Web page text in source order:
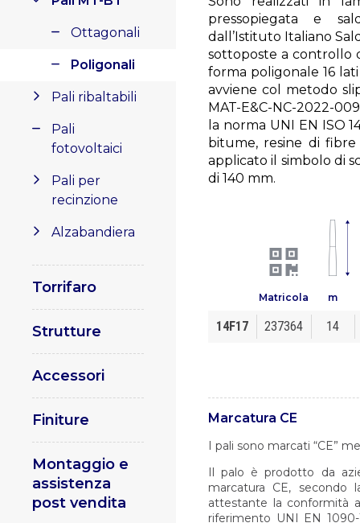
Ottagonali
Poligonali
Pali ribaltabili
Pali
fotovoltaici
Pali per
recinzione
Alzabandiera
Torrifaro
Strutture
Accessori
Finiture
Montaggio e
assistenza
post vendita
pressopiegata e
dall’Istituto Italiano
sottoposte a controllo
forma poligonale 16
avviene col metodo
MAT-E&C-NC-2022-
la norma UNI EN ISO
bitume, resine di
applicato il simbolo di
di 140 mm.
Matricola m
14F17 237364 14
Marcatura CE
I pali sono marcati “CE”
Il palo è prodotto da
marcatura CE, secondo
attestante la conformità
riferimento UNI EN